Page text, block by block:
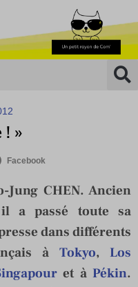
! »
Facebook
Jung CHEN. Ancien
a passé toute sa
dans différents
à Tokyo, Los
et àPékin.